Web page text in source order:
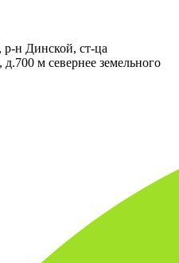
р-н Динской, ст-ца
м севернее земельного